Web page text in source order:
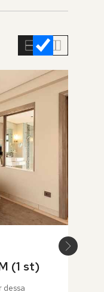
(1 st)